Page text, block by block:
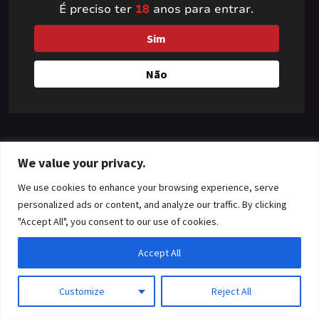
We value your privacy.
We use cookies to enhance your browsing experience, serve
personalized ads or content, and analyze our traffic. By clicking
"Accept All", you consent to our use of cookies.
Customize Reject All
Accept All
something amazing
— check back soon!
É preciso ter 18 anos para entrar.
Sim
Não